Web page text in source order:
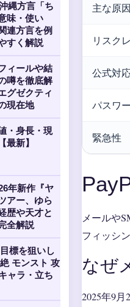
主な原因
リスク
公式対
パスワ
緊急性
メールや
フィッシ
なぜ
2025年9
縄方言「ち
味・使い
連方言を例
すく解説
ィールや結
噂を徹底解
グゼクティ
現在地
・身長・現
最新】
年新作『ヤ
アー、ゆら
歴や天才と
全解説
標を狙いし
モンスト 攻
ャラ・立ち